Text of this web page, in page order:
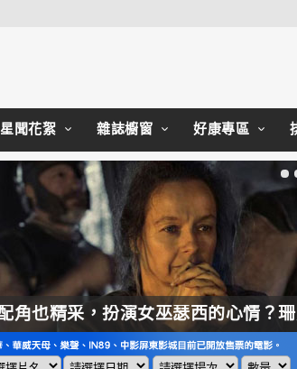
星聞花絮 雜誌櫥窗 好康專區
【奧德賽】配角也精采，扮演女巫瑟西的心情？珊曼莎莫頓：「感覺就像重生」